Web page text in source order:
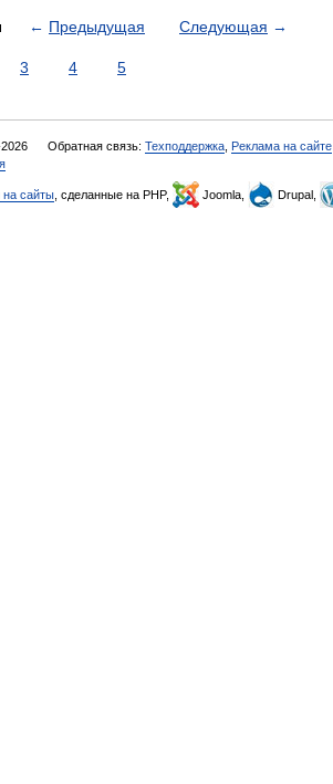
← Предыдущая Следующая →
3 4 5
Обратная связь: Техподдержка Реклама на сайте
на сайты , сделанные на PHP, Joomla, Drupal,